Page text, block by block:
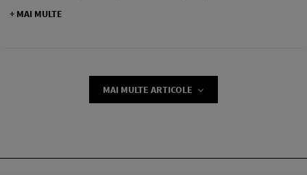
+ MAI MULTE
MAI MULTE ARTICOLE